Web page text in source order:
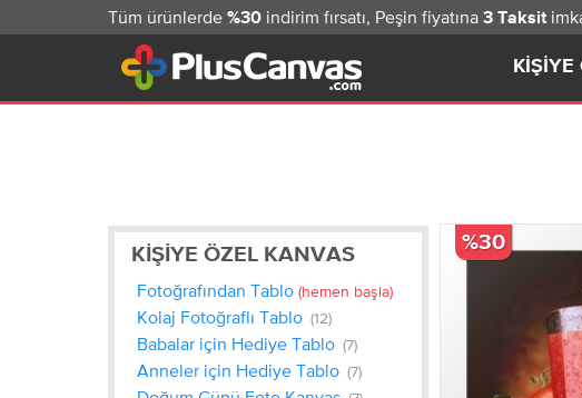
KIŞIYE
Tüm ürünlerde %30 indirim fırsatı, Peşin fiyatına 3 Taksit
KIŞIYE ÖZEL KANVAS
Fotoğrafından Tablo (hemen başla)
Kolaj Fotoğraflı Tablo (12)
Babalar için Hediye Tablo (7)
Anneler için Hediye Tablo (7)
%30